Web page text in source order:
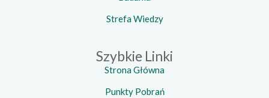
Strefa Wiedzy
Szybkie Linki
Strona Główna
Punkty Pobrań